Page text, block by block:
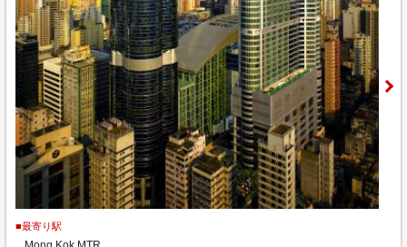
■最寄り駅